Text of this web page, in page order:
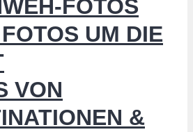
FOTOS
UM DIE
VON
&